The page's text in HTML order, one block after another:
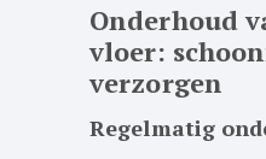
Onderhoud
vloer:
verzorgen
Regelmatig